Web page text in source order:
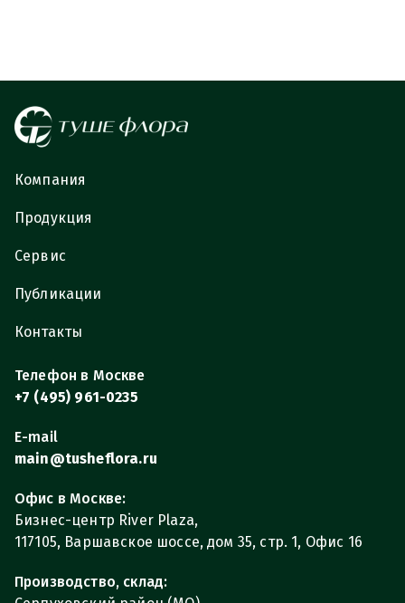
Компания
Продукция
Сервис
Публикации
Контакты
Телефон в Москве
+7 (495) 961-0235
E-mail
main@tusheflora.ru
Офис в Москве:
Бизнес-центр River Plaza,
117105, Варшавское шоссе, дом 35, стр. 1, Офис 16
Производство, склад: